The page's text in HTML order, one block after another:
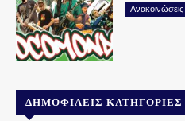
Ανακοινώσεις
ΔΗΜΟΦΙΛΕΊΣ ΚΑΤΗΓΟΡΊΕΣ